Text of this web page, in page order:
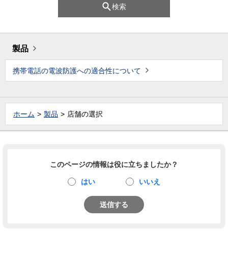
検索
製品
携帯電話の電波防護への適合性について
ホーム 製品 店舗の選択
このページの情報は役に立ちましたか？
はい いいえ
送信する